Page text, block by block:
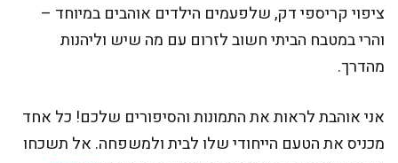
ציפוי קריספי דק, שלפעמים הילדים אוהבים במיוחד –
והרי במטבח הביתי חשוב לזרום עם מה שיש וליהנות
מהדרך.
אני אוהבת לראות את התמונות והסיפורים שלכם! כל אחד
מכניס את הטעם הייחודי שלו לבית ולמשפחה. אל תשכחו